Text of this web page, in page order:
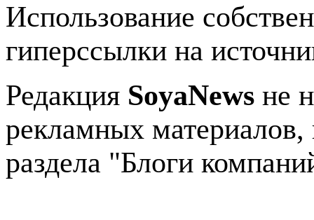
Использование
гиперссылки на
Редакция SoyaNews не
рекламных
раздела "Блоги